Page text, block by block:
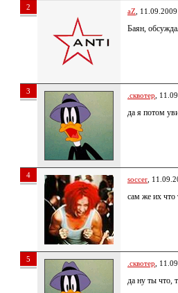
2 aZ ,
Баян,
3 .сквотер ,
да я потом
4 soccer ,
сам же их что
5 .сквотер ,
да ну ты что,